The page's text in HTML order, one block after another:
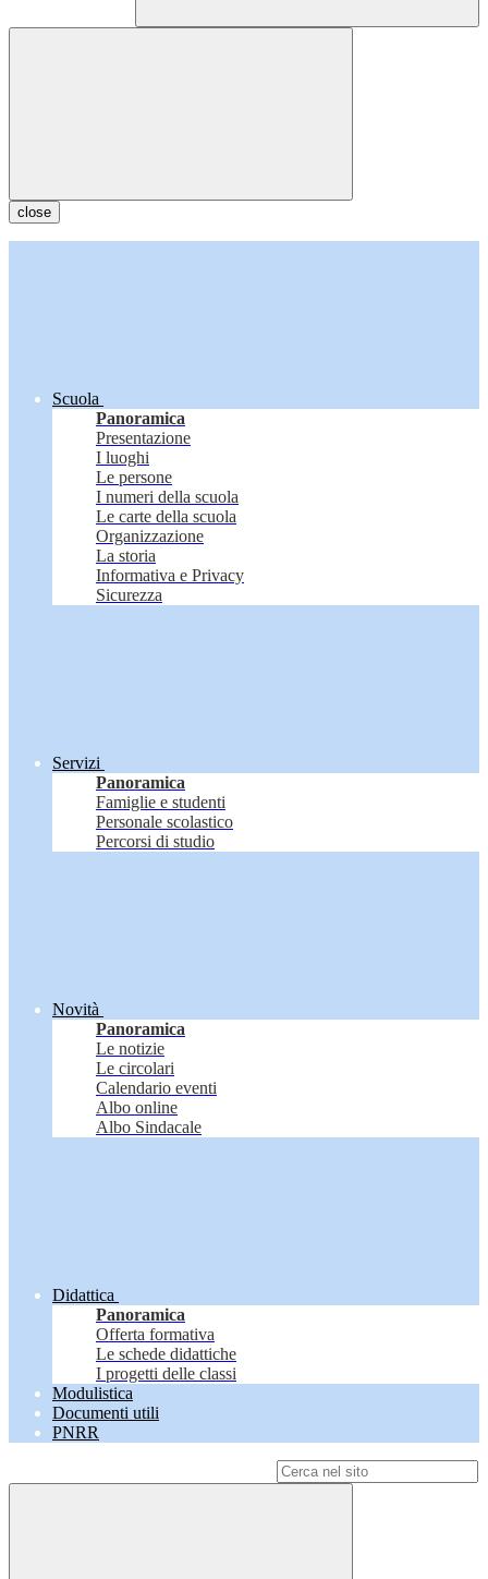
close
Scuola
Panoramica
Presentazione
I luoghi
Le persone
I numeri della scuola
Le carte della scuola
Organizzazione
La storia
Informativa e Privacy
Sicurezza
Servizi
Panoramica
Famiglie e studenti
Personale scolastico
Percorsi di studio
Novità
Panoramica
Le notizie
Le circolari
Calendario eventi
Albo online
Albo Sindacale
Didattica
Panoramica
Offerta formativa
Le schede didattiche
I progetti delle classi
Modulistica
Documenti utili
PNRR